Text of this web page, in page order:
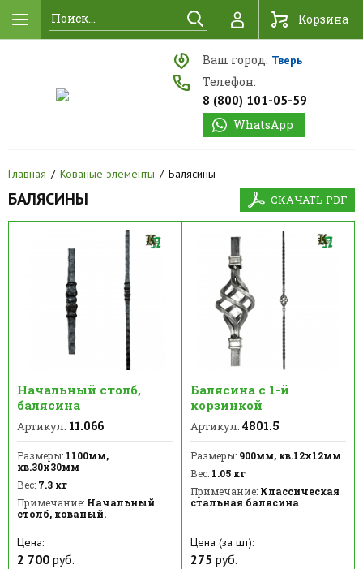
Найти Корзина
Ваш город: Тверь
Телефон:
8 (800) 101-05-59
WhatsApp
Главная Кованые элементы Балясины
БАЛЯСИНЫ СКАЧАТЬ PDF
Начальный столб,
балясина
Артикул: 11.066
Размеры: 1100мм,
кв.30х30мм
Вес: 7.3 кг
Примечание: Начальный
столб, кованый.
Цена:
2 700 руб.
Балясина с 1-й
корзинкой
Артикул: 4801.5
Размеры:900мм, кв.12х12мм
Вес:1.05 кг
Примечание:Классическая
стальная балясина
Цена (за шт):
275 руб.